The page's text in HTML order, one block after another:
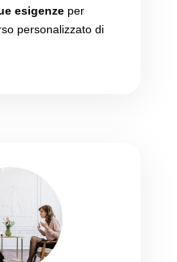
esigenzeper
personalizzato di